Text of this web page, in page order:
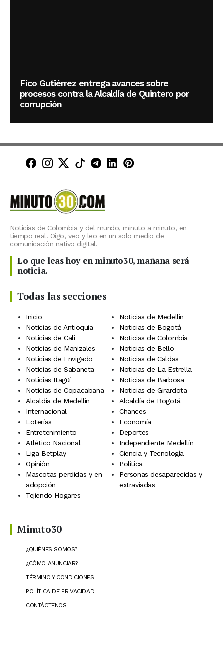
Fico Gutiérrez entrega avances sobre
procesos contra la Alcaldía de Quintero por
corrupción
Minuto30 en Facebook
Minuto30 en Instagram
Minuto30 en X (Twitter)
Minuto30 en TikTok
Canal de Minuto30 en
Minuto30 en LinkedIn
Minuto30 en
Noticias de Colombia y del mundo, minuto a minuto, en
tiempo real. Oigo, veo y leo en un solo medio de
comunicación nativo digital.
Lo que leas hoy en minuto30, mañana será
noticia.
Todas las secciones
Inicio
Noticias de Medellín
Noticias de Antioquia
Noticias de Bogotá
Noticias de Cali
Noticias de Colombia
Noticias de Manizales
Noticias de Bello
Noticias de Envigado
Noticias de Caldas
Noticias de Sabaneta
Noticias de La Estrella
Noticias Itagüí
Noticias de Barbosa
Noticias de Copacabana
Noticias de Girardota
Alcaldía de Medellín
Alcaldía de Bogotá
Internacional
Chances
Loterías
Economía
Entretenimiento
Deportes
Atlético Nacional
Independiente Medellín
Liga Betplay
Ciencia y Tecnología
Opinión
Política
Mascotas perdidas y en
adopción
Personas desaparecidas y
extraviadas
Tejiendo Hogares
Minuto30
¿QUIÉNES SOMOS?
¿CÓMO ANUNCIAR?
TÉRMINO Y CONDICIONES
POLÍTICA DE PRIVACIDAD
CONTÁCTENOS